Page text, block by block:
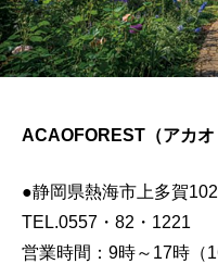
ACAOFOREST（アカオ
●静岡県熱海市上多賀
TEL.0557・82・1221
営業時間：9時～17時